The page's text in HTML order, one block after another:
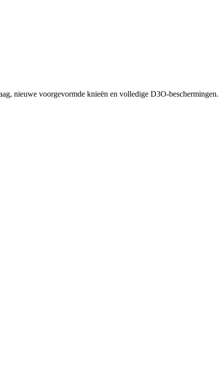
nieuwe voorgevormde knieën en volledige D3O-beschermingen.